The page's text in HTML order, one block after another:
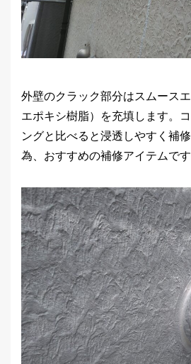
外壁のクラック部分はスムース
エポキシ樹脂）を充填します。
ングと比べると浸透しやすく補
為、おすすめの補修アイテムです